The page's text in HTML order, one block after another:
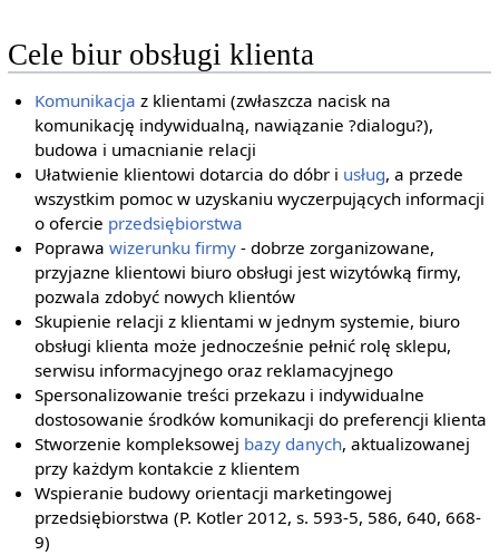
Cele biur obsługi klienta
Komunikacja z klientami (zwłaszcza nacisk na
komunikację indywidualną, nawiązanie ?dialogu?),
budowa i umacnianie relacji
Ułatwienie klientowi dotarcia do dóbr i usług, a przede
wszystkim pomoc w uzyskaniu wyczerpujących informacji
o ofercie przedsiębiorstwa
Poprawawizerunku firmy - dobrze zorganizowane,
przyjazne klientowi biuro obsługi jest wizytówką firmy,
pozwala zdobyć nowych klientów
Skupienie relacji z klientami w jednym systemie, biuro
obsługi klienta może jednocześnie pełnić rolę sklepu,
serwisu informacyjnego oraz reklamacyjnego
Spersonalizowanie treści przekazu i indywidualne
dostosowanie środków komunikacji do preferencji klienta
Stworzenie kompleksowej bazy danych, aktualizowanej
przy każdym kontakcie z klientem
Wspieranie budowy orientacji marketingowej
przedsiębiorstwa (P. Kotler 2012, s. 593-5, 586, 640, 668-
9)